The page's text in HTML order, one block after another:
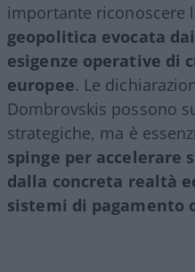
importante riconoscere
geopolitica evocata
esigenze operative di
europee. Le
Dombrovskis possono
strategiche, ma è
spinge per accelerare
dalla concreta realtà
sistemi di pagamento